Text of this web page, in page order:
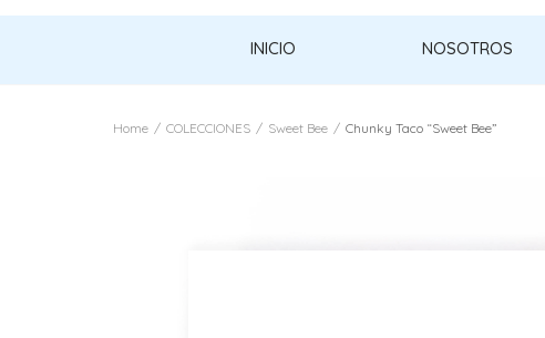
INICIO NOSOTROS
Home / COLECCIONES / Sweet Bee / Chunky Taco “Sweet Bee”